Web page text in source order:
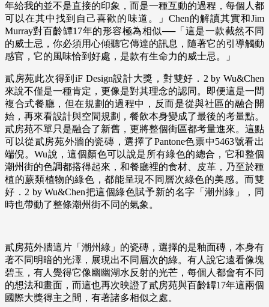
年給我的並不是直接的印象，而是一種互動的過程，每個人都
可以在其中找到自己喜歡的味道。」Chen的解讀其實和Jim
Murray對百齡罈17年的形容極為相似──「這是一款截然不同
的威士忌，你必須用心傾聽它傳達的訊息，隨著它的引導觸動
感官，它的風味恰到好處，是款有生命力的威士忌。」
貳房苑此次得到iF Design設計大獎，對雙好．2 by Wu&Chen
來說不僅是一種肯定，更像是對其理念的認同。即便這是一間
複合式餐廳，但在規劃的過程中，反而是從與社區的融合開
始，再來看設計與空間規劃，餐飲本身變成了最後的考量點。
貳房苑不單只是融合了新舊，更將整個街區都考量進來。這點
可以從貳房苑外牆的瓷磚，選擇了Pantone色票中5463號看出
端倪。Wu說，這個顏色可以說是所有綠色的總合，它和整個
潮州街的色調都搭得起來，和餐廳裡的食材、皮革，乃至於種
植的蕨類植物的綠色，都能呈現不同層次綠色的美感。而雙
好．2 by Wu&Chen把這個綠色賦予新的名字「潮州綠」，同
時也帶動了整條潮州街不同的氣象。
貳房苑外牆這片「潮州綠」的瓷磚，選擇的是釉面磚，本身有
著不同明暗的光澤，展現出不同層次的綠。有人說它遠看像塊
碧玉，有人覺得它像幽幽湖水反射的光芒，每個人都會有不同
的想法和畫面，而這也再次映證了貳房苑與百齡罈17年這兩個
國際大獎得主之間，有著諸多相似之處。